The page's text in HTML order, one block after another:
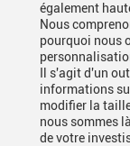
également
Nous
pourquoi nous
Il s'agit d'un
informations
modifier la
nous sommes
de votre